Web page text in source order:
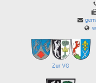
Zur VG